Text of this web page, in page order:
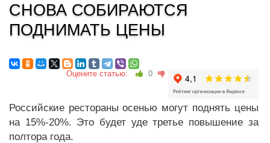
СНОВА СОБИРАЮТСЯ
ПОДНИМАТЬ ЦЕНЫ
Оцените статью: 0
Российские рестораны осенью могут поднять цены
на 15%-20%. Это будет уде третье повышение за
полтора года.